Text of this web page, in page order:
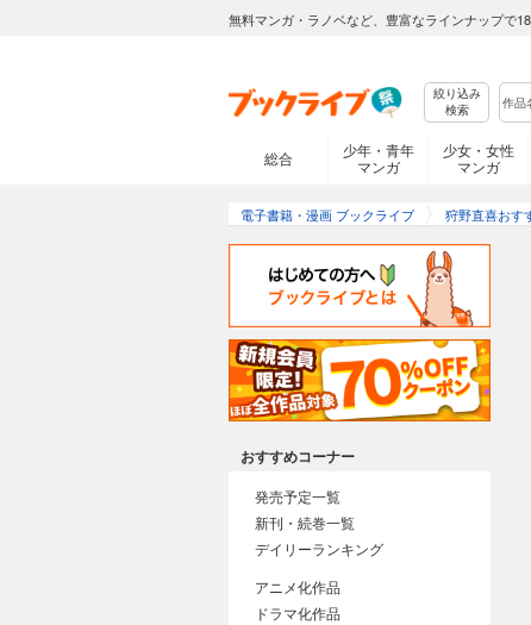
無料マンガ・ラノベなど、豊富なラインナップで
絞り込み
検索
総合
少年・青年
マンガ
少女・女性
マンガ
電子書籍・漫画 ブックライブ 狩野直喜おす
おすすめコーナー
発売予定一覧
新刊・続巻一覧
デイリーランキング
アニメ化作品
ドラマ化作品